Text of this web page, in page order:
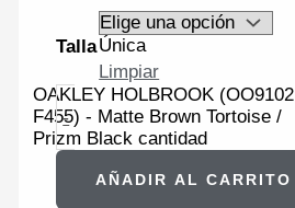
TallaÚnica
Limpiar
-
OAKLEY HOLBROOK (OO9102
F455) - Matte Brown Tortoise /
Prizm Black cantidad
AÑADIR AL CARRITO